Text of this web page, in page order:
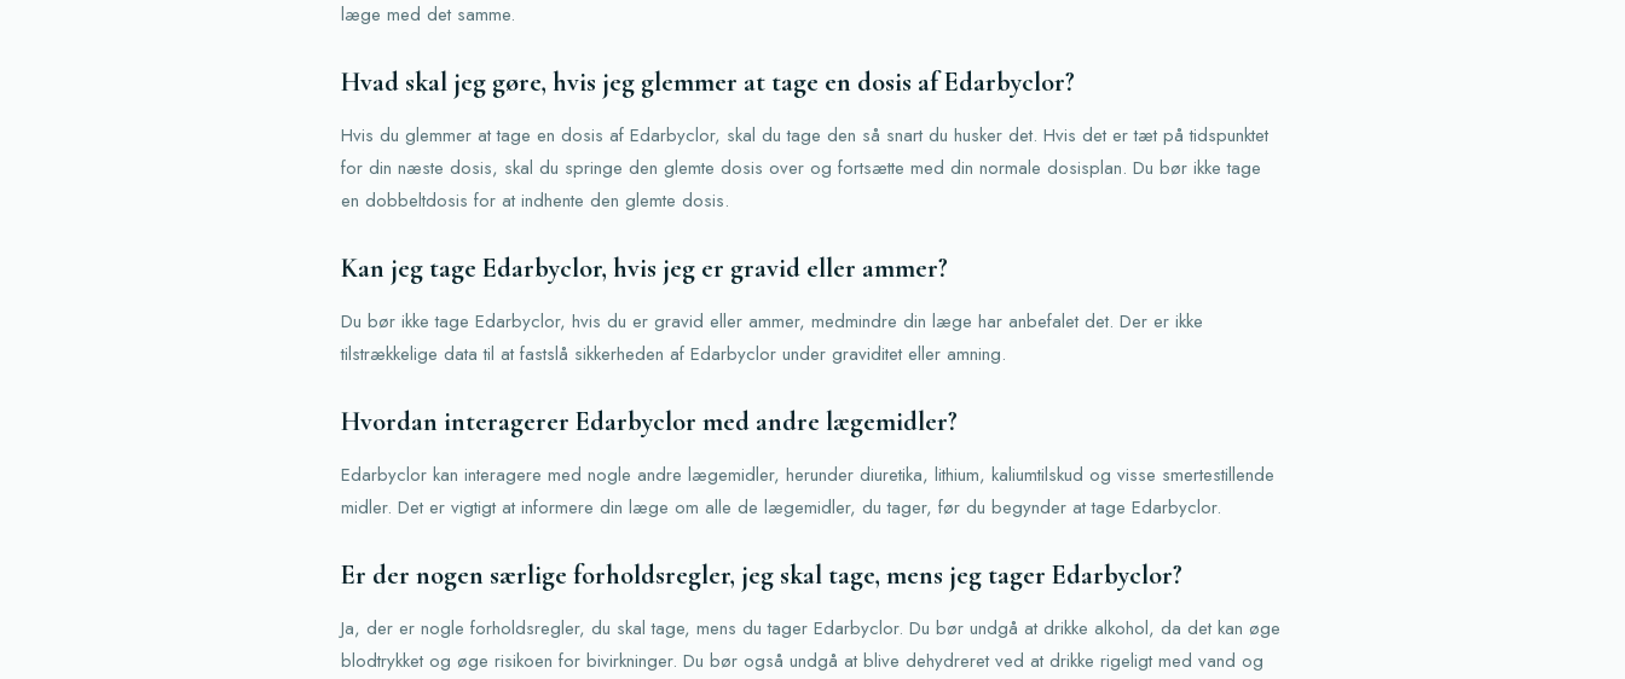
læge med det samme.
Hvad skal jeg gøre, hvis jeg glemmer at tage en dosis af Edarbyclor?
Hvis du glemmer at tage en dosis af Edarbyclor, skal du tage den så snart du husker det. Hvis det er tæt på tidspunktet
for din næste dosis, skal du springe den glemte dosis over og fortsætte med din normale dosisplan. Du bør ikke tage
en dobbeltdosis for at indhente den glemte dosis.
Kan jeg tage Edarbyclor, hvis jeg er gravid eller ammer?
Du bør ikke tage Edarbyclor, hvis du er gravid eller ammer, medmindre din læge har anbefalet det. Der er ikke
tilstrækkelige data til at fastslå sikkerheden af ​​Edarbyclor under graviditet eller amning.
Hvordan interagerer Edarbyclor med andre lægemidler?
Edarbyclor kan interagere med nogle andre lægemidler, herunder diuretika, lithium, kaliumtilskud og visse smertestillende
midler. Det er vigtigt at informere din læge om alle de lægemidler, du tager, før du begynder at tage Edarbyclor.
Er der nogen særlige forholdsregler, jeg skal tage, mens jeg tager Edarbyclor?
Ja, der er nogle forholdsregler, du skal tage, mens du tager Edarbyclor. Du bør undgå at drikke alkohol, da det kan øge
blodtrykket og øge risikoen for bivirkninger. Du bør også undgå at blive dehydreret ved at drikke rigeligt med vand og